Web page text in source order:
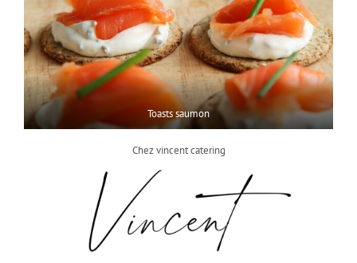
Toasts saumon
Chez vincent catering